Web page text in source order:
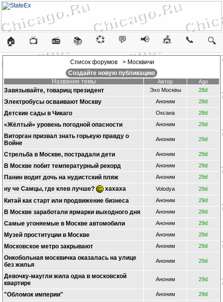
🏠 📺 📻 📚 💞 💬 📢 🎪 📞 🔍
Список форумов
> Москвичи
Создайте новую публикацию
Название темы
Автор Ago
Завязывайте, товарищ президент Эхо Москвы 28d
Электробусы осваивают Москву Аноним 28d
Детские сады в Чикаго Оксана 28d
«Жёлтый» уровень погодной опасности Аноним 29d
Виторган призвал знать горькую правду о
Войне
Аноним 29d
Стрельба в Москве, пострадали дети Аноним 29d
В Москве побит температурный рекорд Аноним 29d
Панин водит дочь на нудистский пляж Аноним 29d
ну че Самцы, где клев лучше? хахаха Volodya 29d
Китай как старт или продвижение бизнеса Аноним 29d
В Москве заработали ярмарки выходного дня Аноним 29d
Cамые угоняемые в Москве автомобили Аноним 29d
Музей проституции в Москве Аноним 29d
Московское метро закрывают Аноним 29d
Онкобольная москвичка оказалась на улице
без жилья
Аноним 29d
Девочку-маугли жила одна в московской
квартире
Аноним 29d
"Обломок империи" Аноним 29d